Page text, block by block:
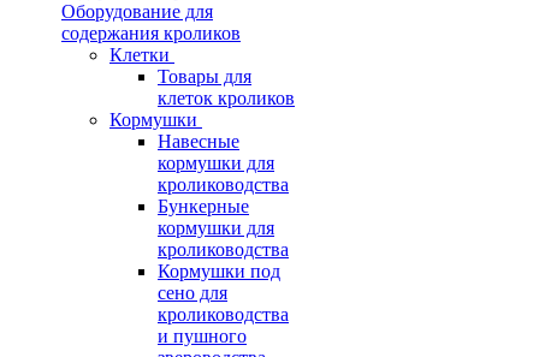
Оборудование для
содержания кроликов
Клетки
Товары для
клеток кроликов
Кормушки
Навесные
кормушки для
кролиководства
Бункерные
кормушки для
кролиководства
Кормушки под
сено для
кролиководства
и пушного